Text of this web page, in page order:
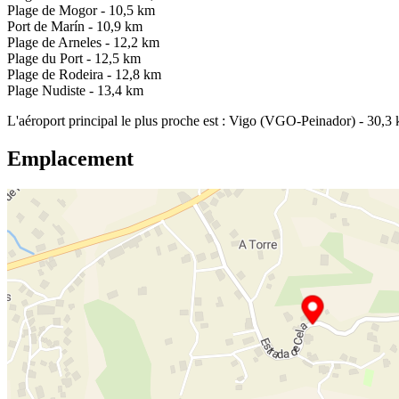
Plage de Mogor - 10,5 km
Port de Marín - 10,9 km
Plage de Arneles - 12,2 km
Plage du Port - 12,5 km
Plage de Rodeira - 12,8 km
Plage Nudiste - 13,4 km
L'aéroport principal le plus proche est : Vigo (VGO-Peinador) - 30,3
Emplacement